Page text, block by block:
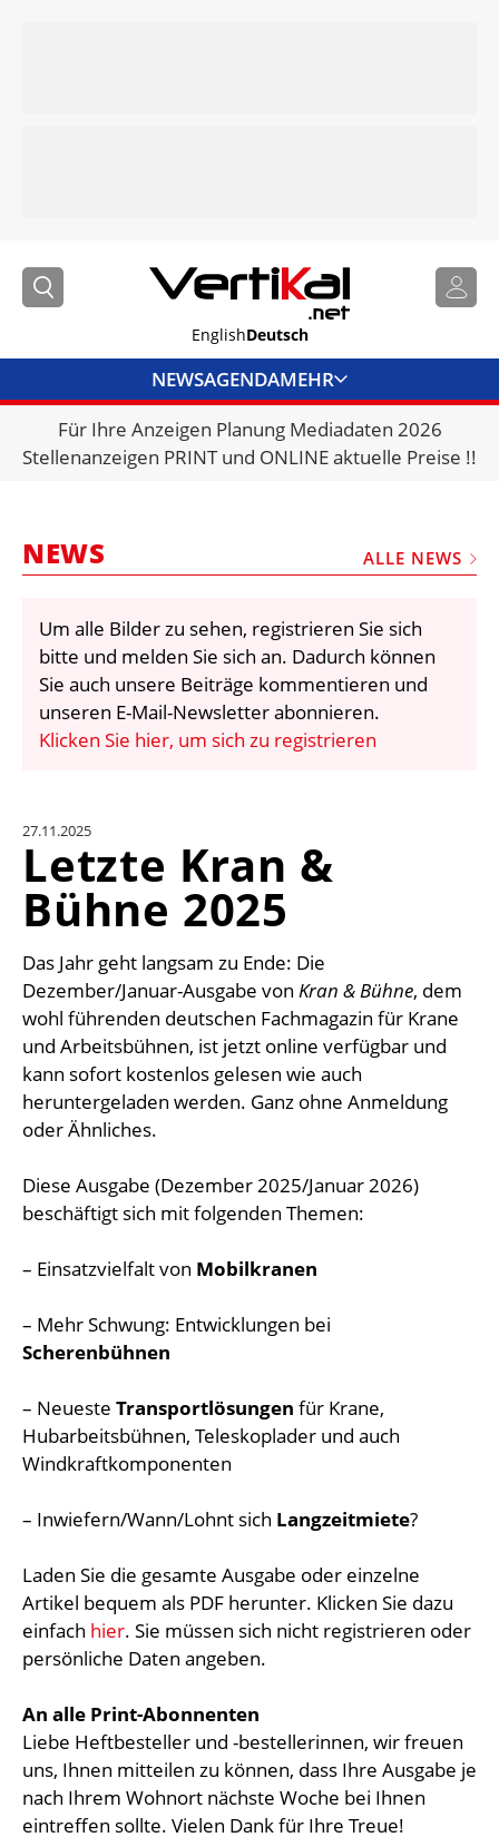
EnglishDeutsch
NEWSAGENDAMEHR
BRANCHENLINKS
VERMIETER
VIDEOS
BIBLIOTHEK
KRAN & BÜHNE
KONTAKT
Für Ihre Anzeigen Planung Mediadaten 2026
Stellenanzeigen PRINT und ONLINE aktuelle Preise !!
NEWS ALLE NEWS
Um alle Bilder zu sehen, registrieren Sie sich
bitte und melden Sie sich an. Dadurch können
Sie auch unsere Beiträge kommentieren und
unseren E-Mail-Newsletter abonnieren.
Klicken Sie hier, um sich zu registrieren
27.11.2025
Letzte Kran &
Bühne 2025
Das Jahr geht langsam zu Ende: Die
Dezember/Januar-Ausgabe von Kran & Bühne, dem
wohl führenden deutschen Fachmagazin für Krane
und Arbeitsbühnen, ist jetzt online verfügbar und
kann sofort kostenlos gelesen wie auch
heruntergeladen werden. Ganz ohne Anmeldung
oder Ähnliches.
Diese Ausgabe (Dezember 2025/Januar 2026)
beschäftigt sich mit folgenden Themen:
– Einsatzvielfalt von Mobilkranen
– Mehr Schwung: Entwicklungen bei
Scherenbühnen
– Neueste Transportlösungen für Krane,
Hubarbeitsbühnen, Teleskoplader und auch
Windkraftkomponenten
– Inwiefern/Wann/Lohnt sich Langzeitmiete?
Laden Sie die gesamte Ausgabe oder einzelne
Artikel bequem als PDF herunter. Klicken Sie dazu
einfach hier. Sie müssen sich nicht registrieren oder
persönliche Daten angeben.
An alle Print-Abonnenten
Liebe Heftbesteller und -bestellerinnen, wir freuen
uns, Ihnen mitteilen zu können, dass Ihre Ausgabe je
nach Ihrem Wohnort nächste Woche bei Ihnen
eintreffen sollte. Vielen Dank für Ihre Treue!